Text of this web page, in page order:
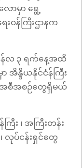
ာမှာ ရွေ့
းဝန်ကြီးဌာနက
န်လ ၃ ရက်နေ့အထိ
အိန္ဒိယနိုင်ငံန်ကြီး
အစီအစဉ်တွေရှိမယ်
ြီး ၊ အကြီးတန်း
လုပ်ငန်းရှင်တွေ